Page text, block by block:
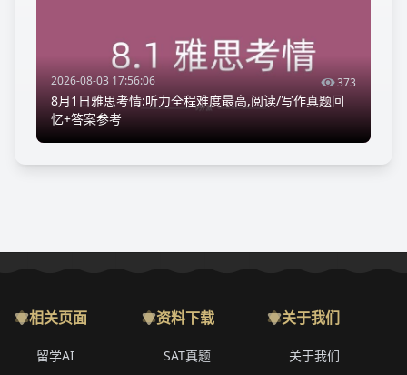
2026-08-03 17:56:06 373
8月1日雅思考情:听力全程难度最高,阅读/写作真题回
忆+答案参考
相关页面
留学AI
资料下载
SAT真题
关于我们
关于我们